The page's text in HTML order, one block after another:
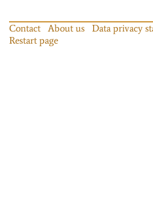
Contact About us Data privacy
Restart page